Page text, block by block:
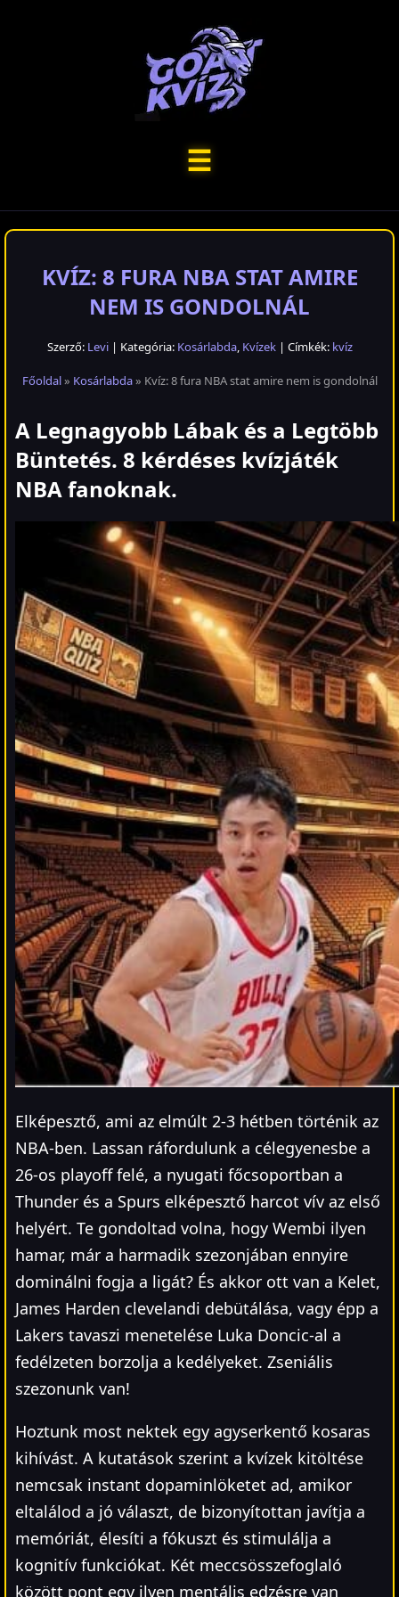
☰
KVÍZ: 8 FURA NBA STAT AMIRE
NEM IS GONDOLNÁL
Szerző: Levi| Kategória: Kosárlabda, Kvízek| Címkék: kvíz
Főoldal» Kosárlabda» Kvíz: 8 fura NBA stat amire nem is gondolnál
A Legnagyobb Lábak és a Legtöbb
Büntetés. 8 kérdéses kvízjáték
NBA fanoknak.
Elképesztő, ami az elmúlt 2-3 hétben történik az
NBA-ben. Lassan ráfordulunk a célegyenesbe a
26-os playoff felé, a nyugati főcsoportban a
Thunder és a Spurs elképesztő harcot vív az első
helyért. Te gondoltad volna, hogy Wembi ilyen
hamar, már a harmadik szezonjában ennyire
dominálni fogja a ligát? És akkor ott van a Kelet,
James Harden clevelandi debütálása, vagy épp a
Lakers tavaszi menetelése Luka Doncic-al a
fedélzeten borzolja a kedélyeket. Zseniális
szezonunk van!
Hoztunk most nektek egy agyserkentő kosaras
kihívást. A kutatások szerint a kvízek kitöltése
nemcsak instant dopaminlöketet ad, amikor
eltalálod a jó választ, de bizonyítottan javítja a
memóriát, élesíti a fókuszt és stimulálja a
kognitív funkciókat. Két meccsösszefoglaló
között pont egy ilyen mentális edzésre van